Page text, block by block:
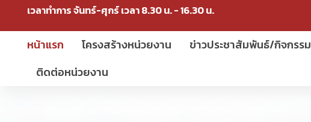
เวลาทำการ จันทร์-ศุกร์ เวลา 8.30 น. - 16.30 น.
หน้าแรก โครงสร้างหน่วยงาน ข่าวประชาสัมพันธ์/กิจกรรม
ติดต่อหน่วยงาน